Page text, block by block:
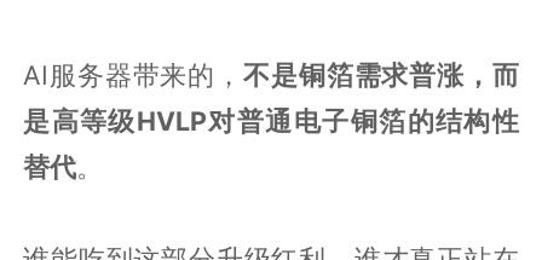
AI服务器带来的，不是铜箔需求普涨，而
是高等级HVLP对普通电子铜箔的结构性
替代。